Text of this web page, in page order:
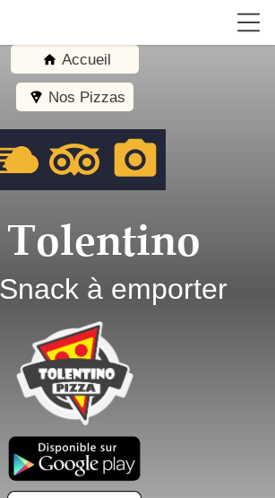
home Accueil
local_pizza Nos Pizzas
photo_camera
Tolentino
à emporter